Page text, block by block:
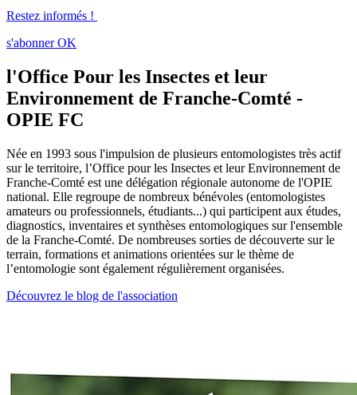
Restez informés !
s'abonner OK
l'Office Pour les Insectes et leur
Environnement de Franche-Comté -
OPIE FC
Née en 1993 sous l'impulsion de plusieurs entomologistes très actif
sur le territoire, l’Office pour les Insectes et leur Environnement de
Franche-Comté est une délégation régionale autonome de l'OPIE
national. Elle regroupe de nombreux bénévoles (entomologistes
amateurs ou professionnels, étudiants...) qui participent aux études,
diagnostics, inventaires et synthèses entomologiques sur l'ensemble
de la Franche-Comté. De nombreuses sorties de découverte sur le
terrain, formations et animations orientées sur le thème de
l’entomologie sont également régulièrement organisées.
Découvrez le blog de l'association